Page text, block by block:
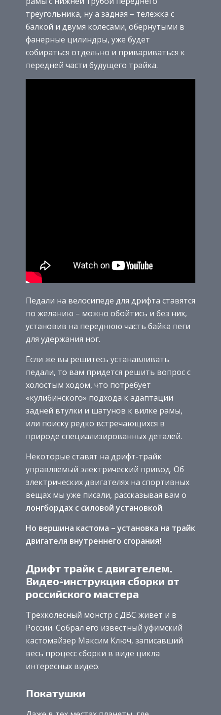
треугольника, ну а задная – тележка с
балкой и двумя колесами, обернутыми в
фанерные цилиндры, уже будет
собираться отдельно и привариваться к
передней части будущего трайка.
Педали на велосипеде для дрифта ставятся
по желанию – можно обойтись и без них,
установив на переднюю часть байка пеги
для удержания ног.
Если же вы решитесь устанавливать
педали, то вам придется решить вопрос с
холостым ходом, что потребует
«кулибинского» подхода к адаптации
задней втулки и шатунов к вилке рамы,
или поиску редко встречающихся в
природе специализированных деталей.
Некоторые ставят на дрифт-трайк
управляемый электрический привод. Об
электрических двигателях на спортивных
вещах мы уже писали, рассказывая вам о
лонгбордах с силовой установкой.
Но вершина кастома – установка на трайк
двигателя внутреннего сгорания!
Дрифт трайк с двигателем.
Видео-инструкция сборки от
российского мастера
Трехколесный монстр с ДВС живет и в
России. Собрал его известный уфимский
кастомайзер Максим Ключ, записавший
весь процесс сборки в виде цикла
интересных видео.
Покатушки